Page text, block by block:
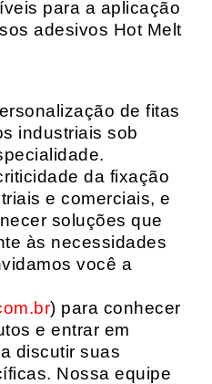
para a aplicação
adesivos Hot Melt
de fitas
industriais sob
da fixação
e comerciais, e
soluções que
às necessidades
você a
) para conhecer
e entrar em
discutir suas
Nossa equipe